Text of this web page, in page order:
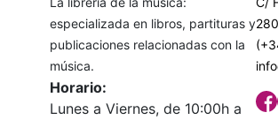
especializada en libros, partituras y
publicaciones relacionadas con la
música.
Horario:
Lunes a Viernes, de 10:00h a